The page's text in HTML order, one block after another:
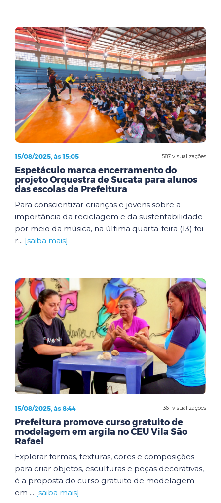
587 visualizações
15/08/2025, às 15:05
Espetáculo marca encerramento do
projeto Orquestra de Sucata para alunos
das escolas da Prefeitura
Para conscientizar crianças e jovens sobre a
importância da reciclagem e da sustentabilidade
por meio da música, na última quarta-feira (13) foi
r... [saiba mais]
361 visualizações
15/08/2025, às 8:44
Prefeitura promove curso gratuito de
modelagem em argila no CEU Vila São
Rafael
Explorar formas, texturas, cores e composições
para criar objetos, esculturas e peças decorativas,
é a proposta do curso gratuito de modelagem
em ... [saiba mais]